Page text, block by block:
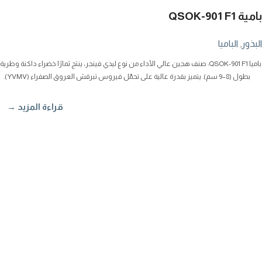
بامية QSOK-901 F1
البذور الباميا
باميا QSOK-901 F1: صنف هجين عالي الأداء من نوع ليدي فينجر، ينتج ثمارًا خضراء داكنة وطرية
بطول (8–9 سم). يتميز بقدرة عالية على تحمّل فيروس تبرقش العروق الصفراء (YVMV).
قراءة المزيد →